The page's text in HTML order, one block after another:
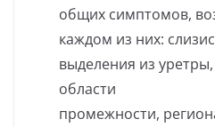
общих симптомов,
каждом из них:
выделения из
области
промежности,